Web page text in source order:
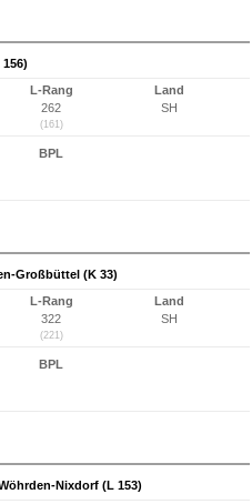
L-Rang
262
(161)
Land
SH
BPL
Großbüttel (K 33)
L-Rang
322
(221)
Land
SH
BPL
Nixdorf (L 153)